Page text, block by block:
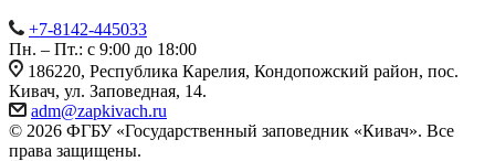
+7-8142-445033
Пн. – Пт.: с 9:00 до 18:00
186220, Республика Карелия, Кондопожский район, пос.
Кивач, ул. Заповедная, 14.
adm@zapkivach.ru
© 2026 ФГБУ «Государственный заповедник «Кивач». Все
права защищены.